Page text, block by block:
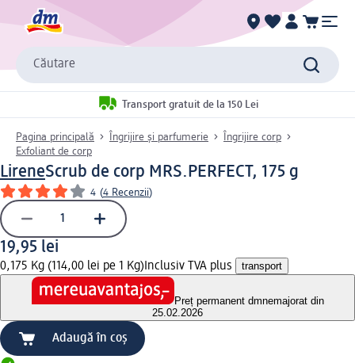
Căutare
Transport gratuit de la 150 Lei
Pagina principală Îngrijire și parfumerie
Îngrijire corp
Exfoliant de corp
LireneScrub de corp MRS.PERFECT, 175 g
4 (4 Recenzii)
19,95 lei
0,175 Kg (114,00 lei pe 1 Kg) Inclusiv TVA plus transport
Preț permanent dmnemajorat din
25.02.2026
Adaugă în coș